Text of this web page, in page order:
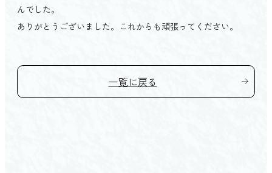
社葬・団体葬
伊予市
新居浜市
選ばれる4つの理由
ご葬儀後のサポート
法要
んでした。
ありがとうございました。これからも頑張ってください。
一覧に戻る